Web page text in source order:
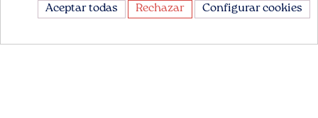
Política de Cookies
Contáctenos
Aceptar todas Rechazar Configurar cookies